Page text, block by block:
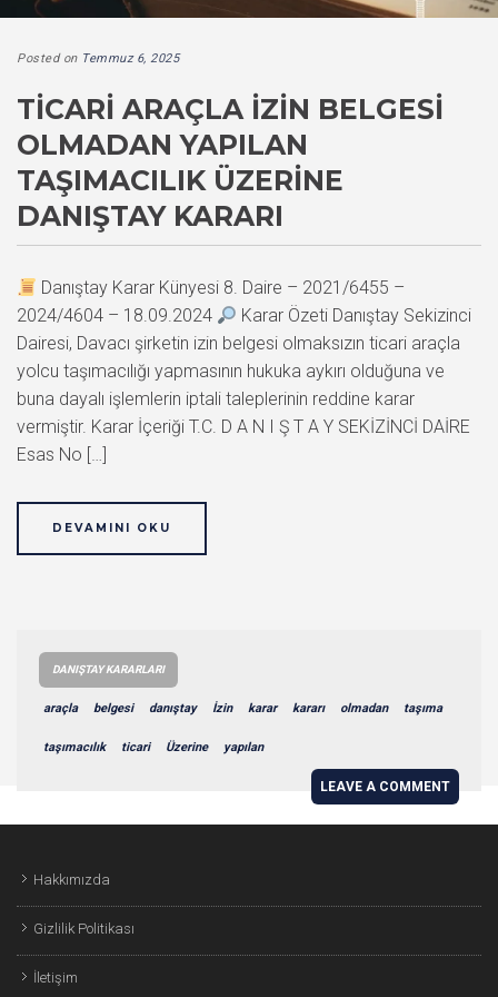
Posted on Temmuz 6, 2025
TICARI ARAÇLA İZIN BELGESI
OLMADAN YAPILAN
TAŞIMACILIK ÜZERINE
DANIŞTAY KARARI
Danıştay Karar Künyesi 8. Daire – 2021/6455 –
2024/4604 – 18.09.2024
Karar Özeti Danıştay Sekizinci
Dairesi, Davacı şirketin izin belgesi olmaksızın ticari araçla
yolcu taşımacılığı yapmasının hukuka aykırı olduğuna ve
buna dayalı işlemlerin iptali taleplerinin reddine karar
vermiştir. Karar İçeriği T.C. D A N I Ş T A Y SEKİZİNCİ DAİRE
Esas No […]
DEVAMINI OKU
DANIŞTAY KARARLARI
araçla belgesi danıştay İzin karar kararı olmadan taşıma
taşımacılık ticari Üzerine yapılan
LEAVE A COMMENT
Hakkımızda
Gizlilik Politikası
İletişim